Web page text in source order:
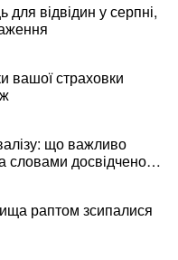
для відвідин у серпні,
вашої страховки
що важливо
словами досвідченої
раптом зсипалися